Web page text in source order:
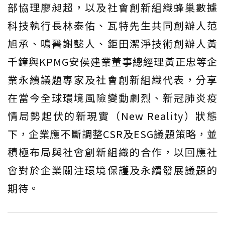
部協理廖昶超，以及社會創新組織蜂巢數據
科技執行長林泰佑、瓦特先生共同創辦人范
旭承、鳴醫謝懿人、鉅田潔淨技術創辦人黃
千鐘與KPMG安侯建業董事總經理黃正忠等企
業永續議題專家及社會創新組織代表，分享
在當今全球環境風險變動劇烈、新冠肺炎疫
情局勢起伏的新現實（New Reality）狀態
下，企業應不斷調整CSR及ESG議題策略，並
積極布局與社會創新組織的合作，以回應社
會對於企業關注環境保護及永續發展議題的
期待。